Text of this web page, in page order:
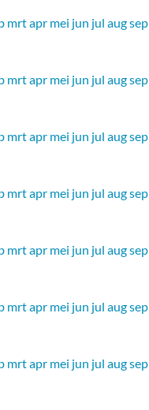
mrtapr mei jun jul augsep
mrtapr mei jun jul augsep
mrtapr mei jun jul augsep
mrtapr mei jun jul augsep
mrtapr mei jun jul augsep
mrtapr mei jun jul augsep
mrtapr mei jun jul augsep